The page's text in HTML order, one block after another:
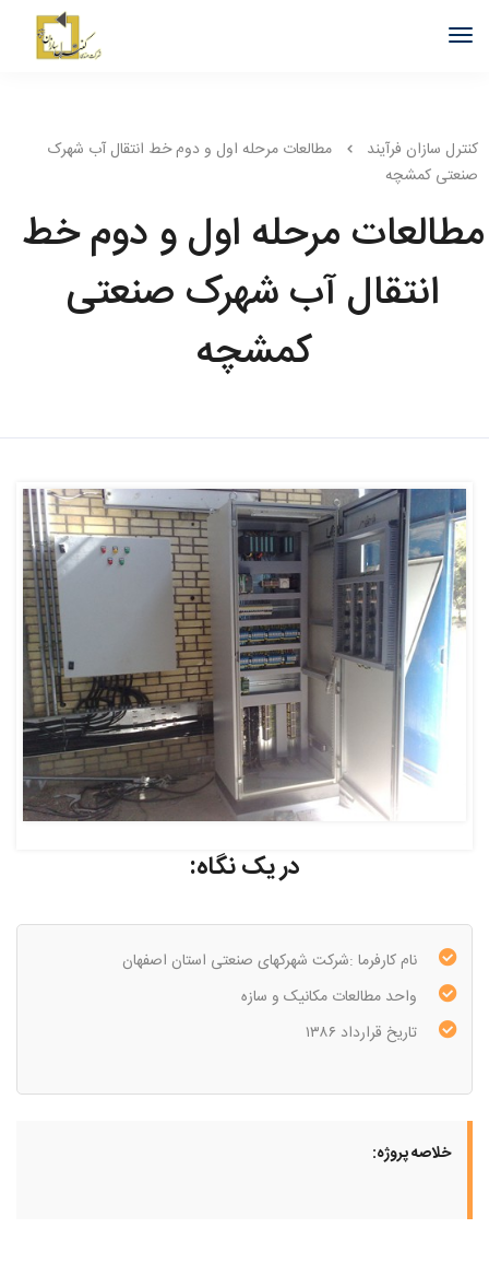
کنترل سازان فرآیند
مطالعات مرحله اول و دوم خط انتقال آب شهرک
صنعتی کمشچه
مطالعات مرحله اول و دوم خط
انتقال آب شهرک صنعتی
کمشچه
در یک نگاه:
نام کارفرما :شرکت شهرکهای صنعتی استان اصفهان
واحد مطالعات مکانیک و سازه
تاریخ قرارداد ۱۳۸۶
خلاصه پروژه: